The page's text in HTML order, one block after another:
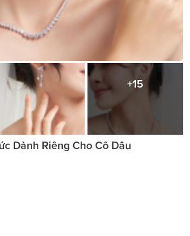
+15
Dành Riêng Cho Cô Dâu